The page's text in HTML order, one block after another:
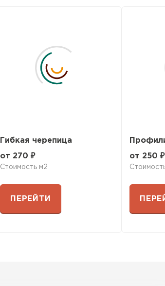
Гибкая черепица
от 270 ₽
Стоимость м2
ПЕРЕЙТИ
от 250 ₽